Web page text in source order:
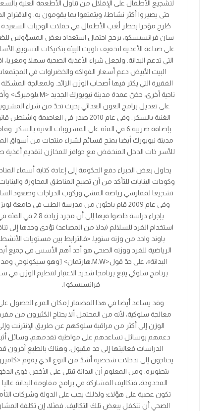
لتشجيع الأطفال على الإقلال من تناول الأطعمة الغنية
حتى يصيروا أكثر نشاطا، ويتمتعوا بما يقومون به. والاقتراح
طُرح مؤخرا بحظر لُعَب الأطفال في حفلات الوجبات
سان فرانسيسكو، يرجح احتمال استعداد بعض المسؤولين
على صناعة الأغذية لتخفيف تلويث البيئة بتكتيكات التسويق
التي تدعم البدانة. ولجعل شراء الأغذية الصحية سهلا ومغريا،
البيت الأبيض دعم أسعار الفواكه والخضراوات في
الفقيرة التي يكثر فيها أصحاب الوزن الزائد. ولمعالجة
ناحية أخرى، حضّ عمدة مدينة نيويورك الجديد <
M بلومبرگ>
على تعديل برامج العون الغذائي بحيث تحدّ من شراء
الغنية بالسكر. وفي عام 2010 صدر في العاصمة واشنطن
بإضافة ضريبة 6 في المئة على المشروبات الغنية بالسكر.
مدينة نيويورك أيضا بمنح قسائم لشراء منتجات من أسواق
للأسر ذات الدخل المنخفض مع حوافز للمخازن لتقديم أغذية
يحاول بعض الخبراء دفع الحكومة إلى إعادة كتابة أسماء
وكودات البنايات للتأكد من أن تصبح المناطق المجاورة
تشجيعا لممارسي رياضة المشي وركوب الدراجات وصعود
وفي عام 2009 قام باحثون من مدرسة الطب في جامعة
بإجراء دراسة خلصوا فيها إلى أن مجرد زيادة 2.8في المئة
استخدام الفرد للسلالم (بدلا من المصاعد) تؤدي وحدها إلى
باوند واحد من وزنه سنويا. «فالترابط بين مستويات
الرياضية للفرد ووزنه الصحي هو أحد أهم الأسس في جميع
البدانة»، على حدّ قول<
M W هارتمان> [وهو سيكولوجي
برنامج سلوكي يتبع برنامجا شديد الاعتبار لتنظيم الوزن في
فرانسيسكو].
وقد يساعد أيضا في هذا المضمار إمكان المرء الحصول
معالجة سلوكية، لأنه من المحتمل ألا يحتاج الكثيرون من
الوزن إلى أكثر من مراقبة سلوكهم عن طريق الإنترنت
دعمهم بوسائل تساعدهم على مواظبة تقدمهم، وسائل
الدراسات فعاليتها إلى حد مقبول. وهناك بالطبع آخرون
يحتاجون إلى تدخلات شخصية أشدّ من النوع الذي يقوم <
بتطويره. ومن المعلوم أن البدانة تبتلي على الأخص ذوي
المحدودة، فتكاليف المشاركة في برامج مقاومة البدانة غالبا
تكون عصية على هؤلاء؛ ولذلك يجب على الدولة وشركات
الصحي أن تتكفل ببعض تلك التكاليف. فمثلا، إن تكلفة